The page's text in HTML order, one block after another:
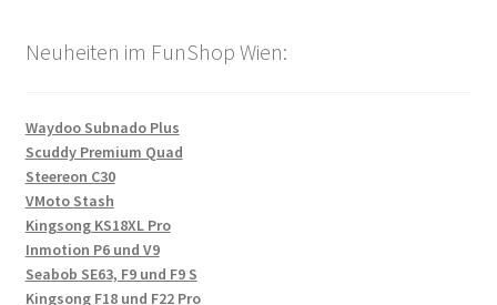
Neuheiten im FunShop Wien:
Waydoo Subnado Plus
Scuddy Premium Quad
Steereon C30
VMoto Stash
Kingsong KS18XL Pro
Inmotion P6 und V9
Seabob SE63, F9 und F9 S
Kingsong F18 und F22 Pro